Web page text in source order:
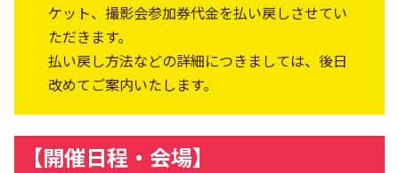
ケット、撮影会参加券代金を払い戻しさせてい
ただきます。
払い戻し方法などの詳細につきましては、後日
改めてご案内いたします。
【開催日程・会場】